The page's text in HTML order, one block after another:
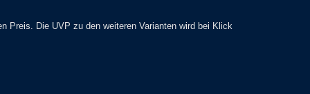
Preis. Die UVP zu den weiteren Varianten wird bei Klick